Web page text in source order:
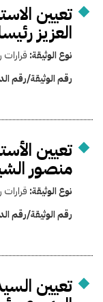
تعيين
العزيز
نوع الوثيقة: قرارات
رقم الوثيقة/رقم
تعيين
منصور
نوع الوثيقة: قرارات
رقم الوثيقة/رقم
تعيين